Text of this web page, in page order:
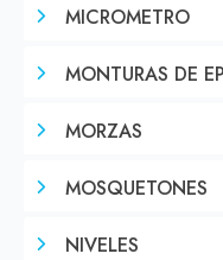
MICROMETRO
MONTURAS DE
MORZAS
MOSQUETONES
NIVELES